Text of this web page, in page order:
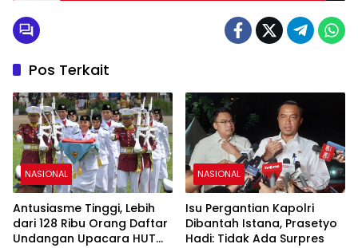
Pos Terkait
NASIONAL
Antusiasme Tinggi, Lebih
dari 128 Ribu Orang Daftar
Undangan Upacara HUT
NASIONAL
Isu Pergantian Kapolri
Dibantah Istana, Prasetyo
Hadi: Tidak Ada Surpres